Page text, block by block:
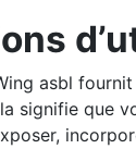
asbl
signifie que